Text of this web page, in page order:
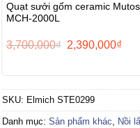
Quạt sưởi gốm ceramic
MCH-2000L
3,700,000₫ Giá
3,700,000₫.
2,390,000₫
là:
SKU: Elmich STE0299
Danh mục: Sản phẩm khác, Nồi